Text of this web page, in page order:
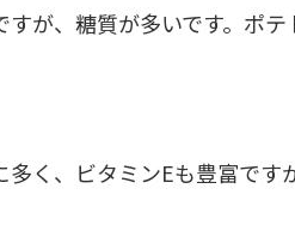
すが、糖質が多いです。ポ
多く、ビタミンEも豊富で